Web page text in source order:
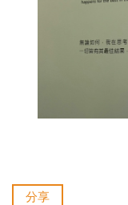
分享